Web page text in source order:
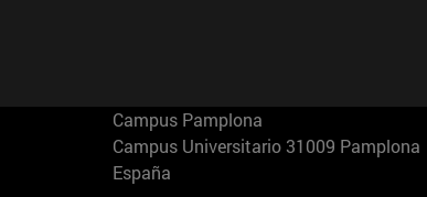
Campus Pamplona
Campus Universitario 31009 Pamplona
España